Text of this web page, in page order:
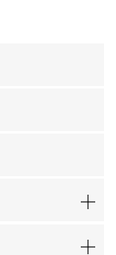

